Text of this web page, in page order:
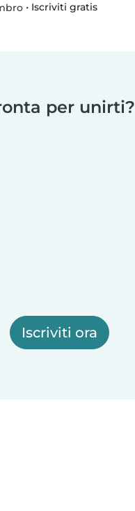
• Iscriviti gratis
per unirti?
Iscriviti ora